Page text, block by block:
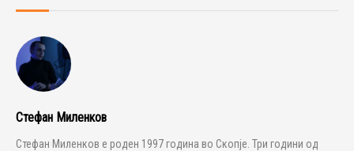
Стефан Миленков
Стефан Миленков е роден 1997 година во Скопје. Три години од